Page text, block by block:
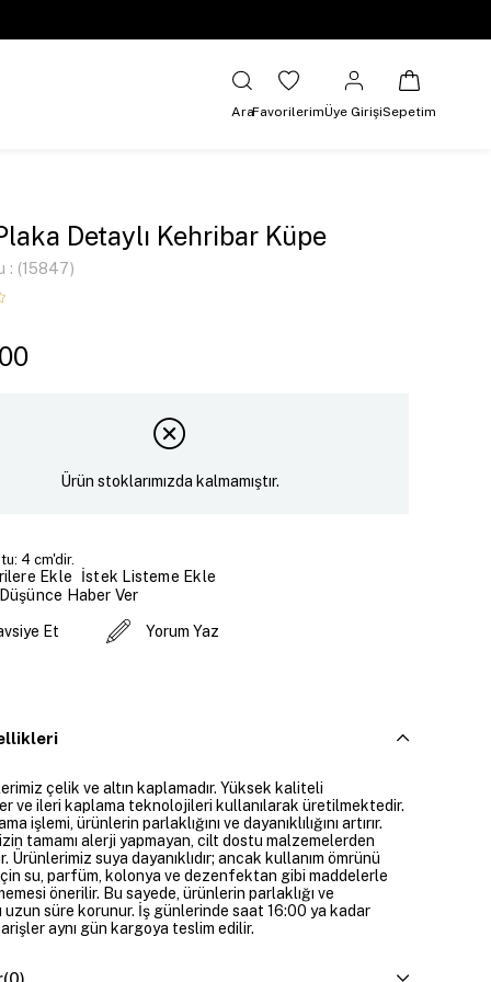
AraFavorilerimÜye GirişiSepetim
Detaylı Kehribar Küpe
(15847)
Ürün stoklarımızda kalmamıştır.
4 cm'dir.
Ekle
İstek Listeme Ekle
Haber Ver
Et Yorum Yaz
çelik ve altın kaplamadır. Yüksek kaliteli
ve ileri kaplama teknolojileri kullanılarak üretilmektedir.
işlemi, ürünlerin parlaklığını ve dayanıklılığını artırır.
tamamı alerji yapmayan, cilt dostu malzemelerden
Ürünlerimiz suya dayanıklıdır; ancak kullanım ömrünü
su, parfüm, kolonya ve dezenfektan gibi maddelerle
önerilir. Bu sayede, ürünlerin parlaklığı ve
uzun süre korunur. İş günlerinde saat 16:00 ya kadar
aynı gün kargoya teslim edilir.